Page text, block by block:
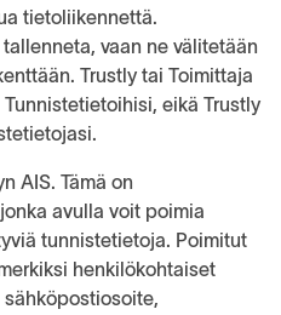
tietoliikennettä.
vaan ne välitetään
Trustly tai Toimittaja
eikä Trustly
AIS. Tämä on
avulla voit poimia
tunnistetietoja. Poimitut
henkilökohtaiset